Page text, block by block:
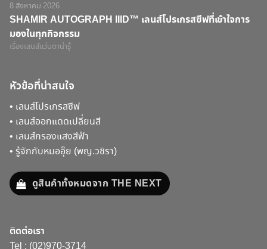
8 สิงหาคม 2026
SHAMIR AUTOGRAPH IIID™ เลนส์โปรเกรสซีฟที่เข้าใจการ
มองในทุกกิจกรรม
เรื่องเลนส์แว่นตาน่ารู้
หัวข้อที่น่าสนใจ
• เลนส์โปรเกรสซีฟ
• เลนส์ออกแดดเปลี่ยนสี
• เลนส์กรองแสงสีฟ้า
• รู้จักกับหมออุ๊ย (พญ.วชิรา)
ดูสินค้าทั้งหมดจาก THE NEXT
ติดต่อเรา